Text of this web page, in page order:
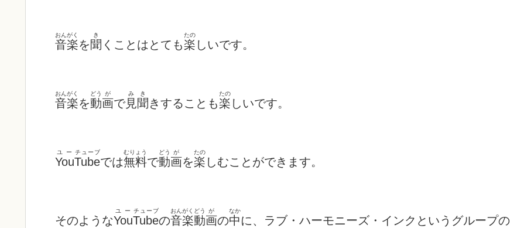
音楽
おんがく
を聞
き
くことはとても楽
たの
しいです。
音楽
おんがく
を動
どう
画
が
で見
み
聞
き
きすることも楽
たの
しいです。
You
ユー
Tube
チューブ
では無料
むりょう
で動
どう
画
が
を楽
たの
しむことができます。
そのようなYou
ユー
Tube
チューブ
の音楽
おんがく
動
どう
画
が
の中
なか
に、ラブ・ハーモニーズ・インクというグループの